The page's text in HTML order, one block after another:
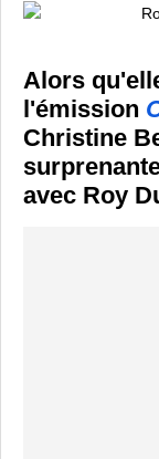
Alors
l'émission
Christine
avec Roy